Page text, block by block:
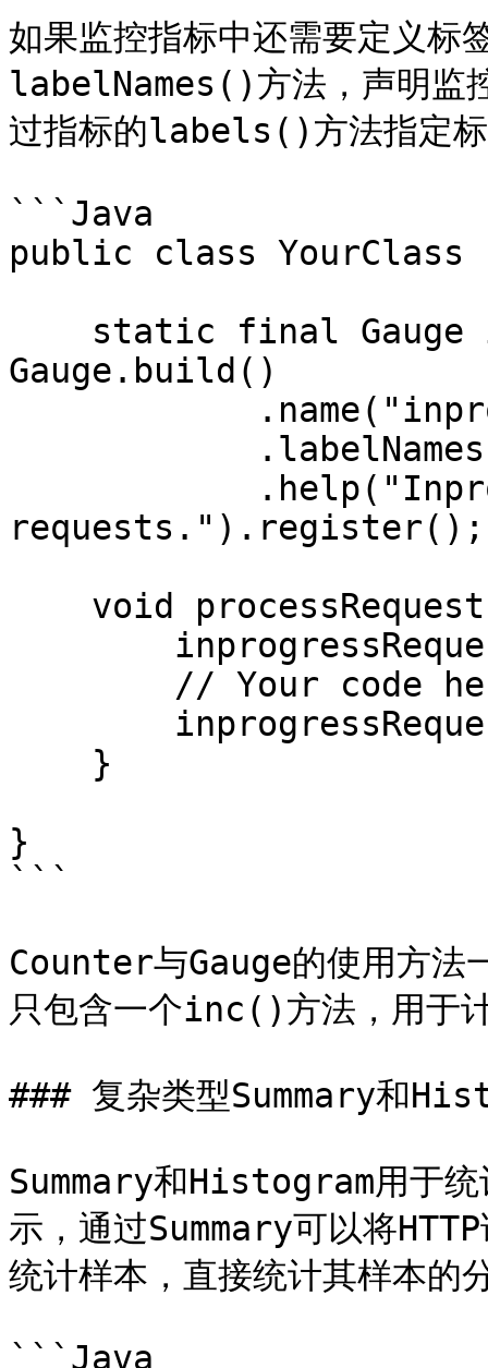
如果监控指标中还需要定义标
labelNames()方法，声明监
过指标的labels()方法指定标
```Java
public class YourClass
Gauge.build()
requests.").register();
}
```
Counter与Gauge的使用方法
只包含一个inc()方法，用于
### 复杂类型Summary和
Summary和Histogram用于统
示，通过Summary可以将
统计样本，直接统计其样本的
```Java